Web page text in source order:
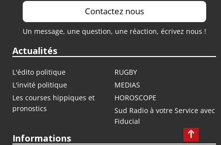
Contactez nous
Un message, une question, une réaction, écrivez nous !
Actualités
L'édito politique
RUGBY
L'invité politique
MEDIAS
Les courses hippiques et
pronostics
HOROSCOPE
Sud Radio à votre Service avec
Fiducial
Informations